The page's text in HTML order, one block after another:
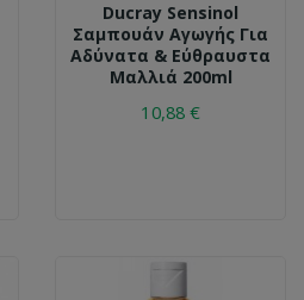
Ducray Sensinol
Σαμπουάν Aγωγής Για
Αδύνατα & Εύθραυστα
Μαλλιά 200ml
10,88 €